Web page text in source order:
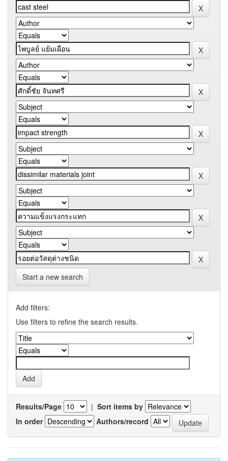
Start a new search
Add filters:
Use filters to refine the search results.
Results/Page | Sort items by
In order
Authors/record